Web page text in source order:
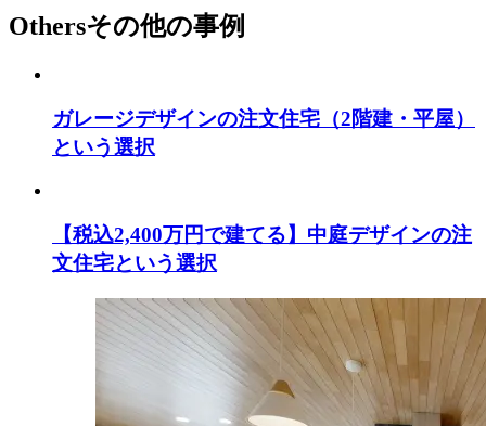
Othersその他の事例
ガレージデザインの注文住宅（2階建・平屋）
という選択
【税込2,400万円で建てる】中庭デザインの注
文住宅という選択